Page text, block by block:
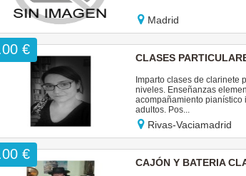
Madrid
€
CLASES
Imparto clases de clarinete
niveles. Enseñanzas
acompañamiento pianístico
adultos. Pos...
Rivas-Vaciamadrid
€
CAJÓN Y BATERIA